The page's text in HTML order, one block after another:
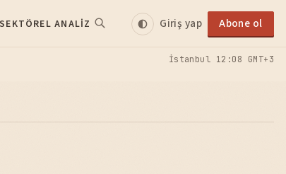
SEKTÖREL ANALIZ Giriş yap Abone ol
İstanbul 12:08 GMT+3